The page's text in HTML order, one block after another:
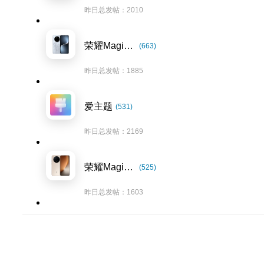
昨日总发帖：2010
荣耀Magic7系列 (663)
昨日总发帖：1885
爱主题 (531)
昨日总发帖：2169
荣耀Magic8系列 (525)
昨日总发帖：1603